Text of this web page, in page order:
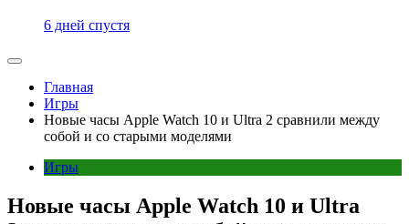
6 дней спустя
Главная
Игры
Новые часы Apple Watch 10 и Ultra 2 сравнили между
собой и со старыми моделями
Игры
Новые часы Apple Watch 10 и Ultra